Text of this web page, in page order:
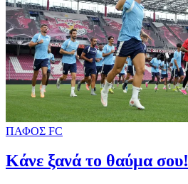
ΠΑΦΟΣ FC
Κάνε ξανά το θαύμα σου!